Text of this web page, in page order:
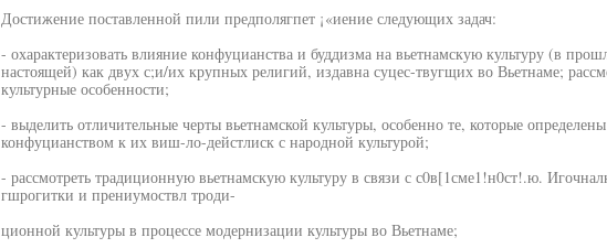
Достижение поставленной пили предполягпет ¡«иение следующих задач:
- охарактеризовать влияние конфуцианства и буддизма на вьетнамскую культуру (в
настоящей) как двух с;и/их крупных религий, издавна суцес-твугщих во Вьетнаме;
культурные особенности;
- выделить отличительные черты вьетнамской культуры, особенно те, которые
конфуцианством к их виш-ло-дейстлиск с народной культурой;
- рассмотреть традиционную вьетнамскую культуру в связи с с0в[1сме1!н0ст!.ю.
гшрогитки и прениумоствл троди-
ционной культуры в процессе модернизации культуры во Вьетнаме;